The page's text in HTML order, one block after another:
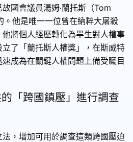
國會議員湯姆‧蘭托斯（Tom
他是唯一一位曾在納粹大屠殺
將個人經歷轉化為畢生對人權事
了「蘭托斯人權獎」，在斯威特
成為在關鍵人權問題上備受矚目
「跨國鎮壓」進行調查
法，增加可用於調查這類跨國壓迫